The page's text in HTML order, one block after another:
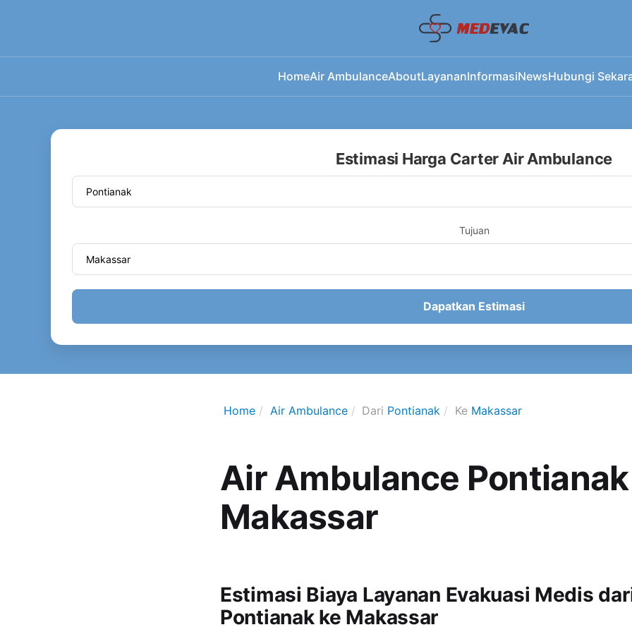
HomeAir AmbulanceAboutLayananInformasiNewsHubungi
Estimasi Harga Carter Air Ambulance
Tujuan
Dapatkan Estimasi
Home Air Ambulance Dari Pontianak Ke Makassar
Air Ambulance
Makassar
Estimasi Biaya Layanan Evakuasi Medis
Pontianak ke Makassar